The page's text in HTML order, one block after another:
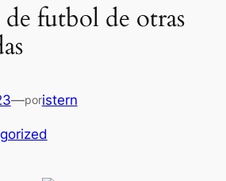
de futbol de otras
—poristern